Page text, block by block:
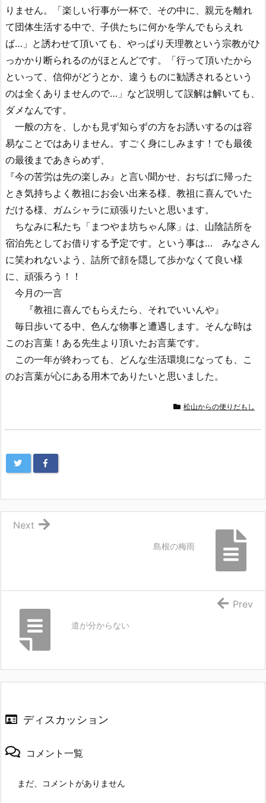
りません。「楽しい行事が一杯で、その中に、親元を離れ
て団体生活する中で、子供たちに何かを学んでもらえれ
ば…」と誘わせて頂いても、やっぱり天理教という宗教がひ
っかかり断られるのがほとんどです。「行って頂いたから
といって、信仰がどうとか、違うものに勧誘されるという
のは全くありませんので…」など説明して誤解は解いても、
ダメなんです。
一般の方を、しかも見ず知らずの方をお誘いするのは容
易なことではありません。すごく身にしみます！でも最後
の最後まであきらめず、
『今の苦労は先の楽しみ』と言い聞かせ、おぢばに帰った
とき気持ちよく教祖にお会い出来る様、教祖に喜んでいた
だける様、ガムシャラに頑張りたいと思います。
ちなみに私たち「まつやま坊ちゃん隊」は、山陰詰所を
宿泊先としてお借りする予定です。という事は… みなさん
に笑われないよう、詰所で顔を隠して歩かなくて良い様
に、頑張ろう！！
今月の一言
『教祖に喜んでもらえたら、それでいいんや』
毎日歩いてる中、色んな物事と遭遇します。そんな時は
このお言葉！ある先生より頂いたお言葉です。
この一年が終わっても、どんな生活環境になっても、こ
のお言葉が心にある用木でありたいと思いました。
松山からの便りだもし
島根の梅雨
Next
道が分からない
Prev
ディスカッション
コメント一覧
まだ、コメントがありません